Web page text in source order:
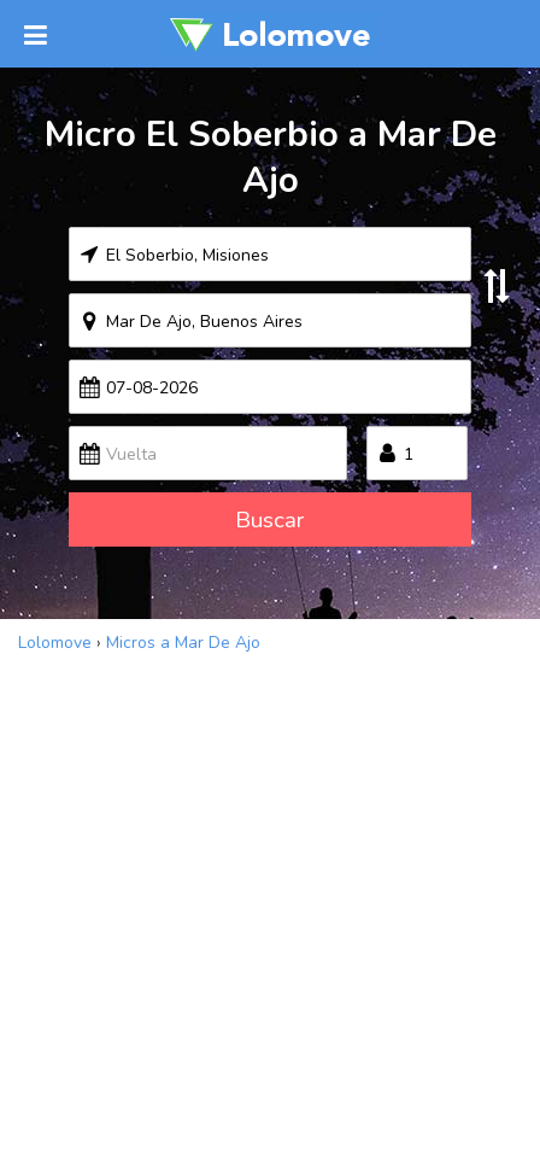
Micro El Soberbio a Mar De
Ajo
Buscar
Lolomove › Micros a Mar De Ajo